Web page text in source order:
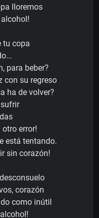
lloremos
tu copa
para beber?
con su regreso
ha de volver?
sufrir
error!
está tentando.
sin corazón!
corazón
como inútil